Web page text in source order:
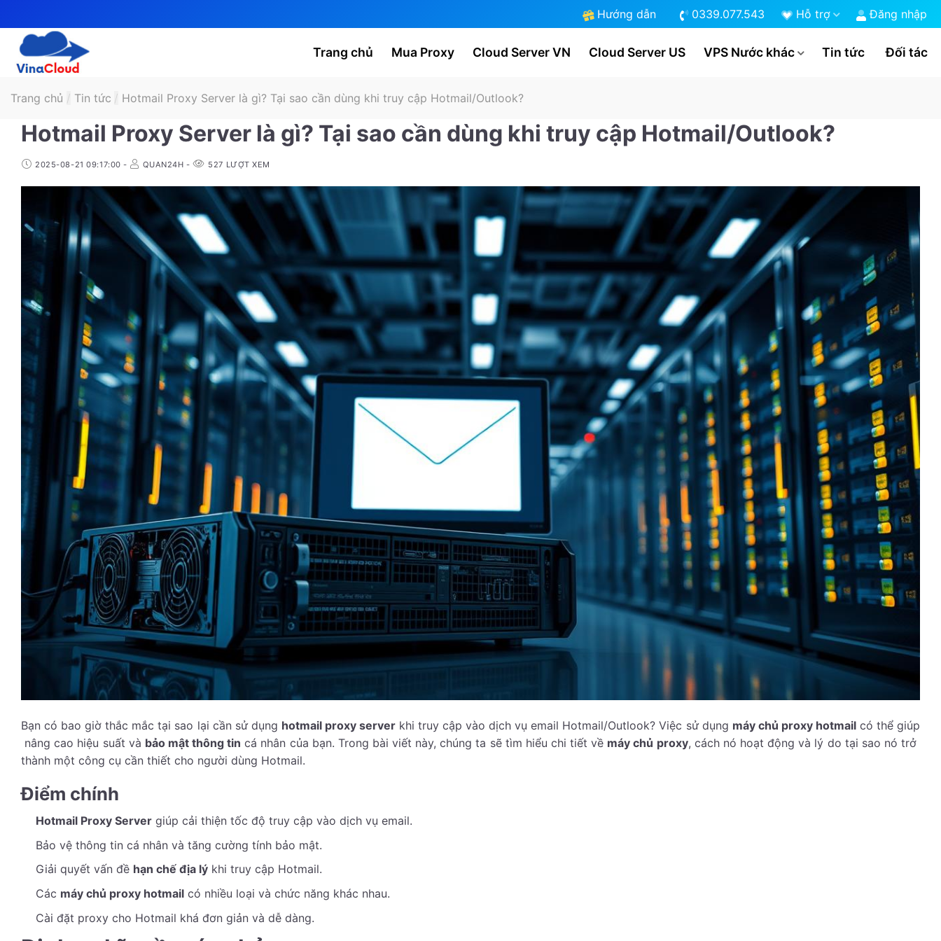
to
content
Hướng dẫn 0339.077.543 Hỗ trợ Đăng nhập
Trang chủ Mua Proxy Cloud Server VN Cloud Server US VPS Nước khác Tin tức Đối tác
Trang chủ / Tin tức / Hotmail Proxy Server là gì? Tại sao cần dùng khi truy cập Hotmail/Outlook?
Hotmail Proxy Server là gì? Tại sao cần dùng khi truy cập Hotmail/Outlook?
2025-08-21 09:17:00 - QUAN24H - 527 LƯỢT XEM
Bạn có bao giờ thắc mắc tại sao lại cần sử dụng hotmail proxy serverkhi truy cập vào dịch vụ email Hotmail/Outlook? Việc sử dụng máy chủ proxy hotmailcó thể giúp
nâng cao hiệu suất và bảo mật thông tin cá nhân của bạn. Trong bài viết này, chúng ta sẽ tìm hiểu chi tiết về máy chủ proxy, cách nó hoạt động và lý do tại sao nó trở
thành một công cụ cần thiết cho người dùng Hotmail.
Điểm chính
Hotmail Proxy Servergiúp cải thiện tốc độ truy cập vào dịch vụ email.
Bảo vệ thông tin cá nhân và tăng cường tính bảo mật.
Giải quyết vấn đề hạn chế địa lýkhi truy cập Hotmail.
Các máy chủ proxy hotmailcó nhiều loại và chức năng khác nhau.
Cài đặt proxy cho Hotmail khá đơn giản và dễ dàng.